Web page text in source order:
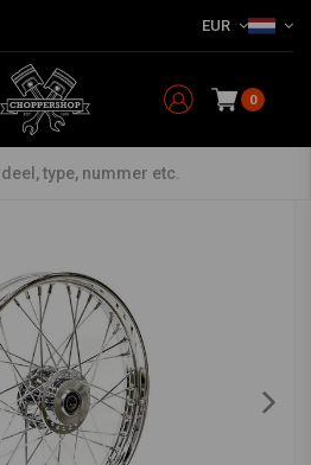
EUR
0
voor Harley Voorwielen
Spaaks chrome 12-17